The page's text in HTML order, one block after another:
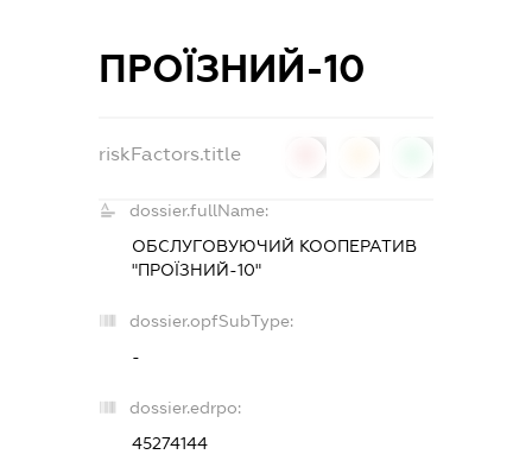
ПРОЇЗНИЙ-10
riskFactors.title
dossier.fullName:
ОБСЛУГОВУЮЧИЙ КООПЕРАТИВ
"ПРОЇЗНИЙ-10"
dossier.opfSubType:
-
dossier.edrpo:
45274144